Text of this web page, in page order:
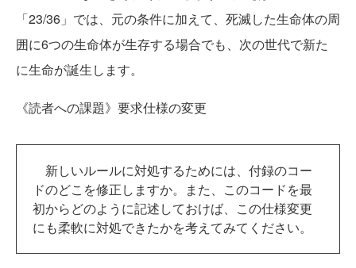
「23/36」では、元の条件に加えて、死滅した生命体の周
囲に6つの生命体が生存する場合でも、次の世代で新た
に生命が誕生します。
《読者への課題》要求仕様の変更
新しいルールに対処するためには、付録のコー
ドのどこを修正しますか。また、このコードを最
初からどのように記述しておけば、この仕様変更
にも柔軟に対処できたかを考えてみてください。